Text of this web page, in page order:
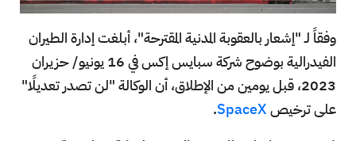
وفقاً لـ "إشعار بالعقوبة المدنية المقترحة"، أبلغت إدارة الطيران
الفيدرالية بوضوح شركة سبايس إكس في 16 يونيو/ حزيران
2023، قبل يومين من الإطلاق، أن الوكالة "لن تصدر تعديلًا"
على ترخيصSpaceX
.